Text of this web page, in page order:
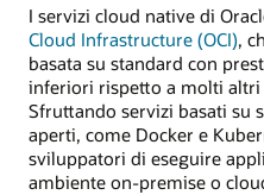
I servizi cloud native di
Cloud Infrastructure (OCI),
basata su standard con
inferiori rispetto a molti
Sfruttando servizi basati su
aperti, come Docker e
sviluppatori di eseguire
ambiente on-premise o